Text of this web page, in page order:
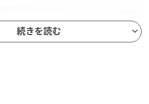
続きを読む